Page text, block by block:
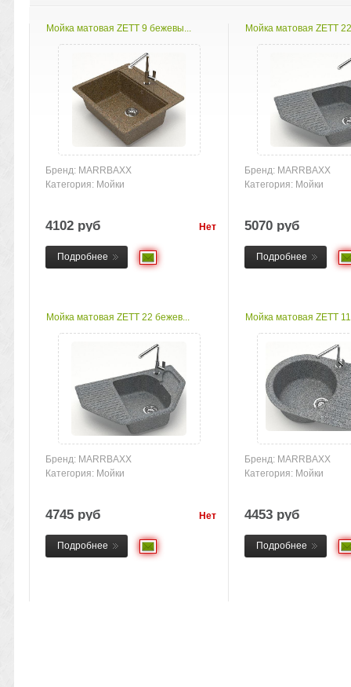
Мойка матовая ZETT 9 бежевы...
Бренд: MARRBAXX
Категория: Мойки
4102 руб Нет
Подробнее
Мойка матовая ZETT
Бренд: MARRBAXX
Категория: Мойки
5070 руб
Подробнее
Мойка матовая ZETT 22 бежев...
Бренд: MARRBAXX
Категория: Мойки
4745 руб Нет
Подробнее
Мойка матовая ZETT
Бренд: MARRBAXX
Категория: Мойки
4453 руб
Подробнее